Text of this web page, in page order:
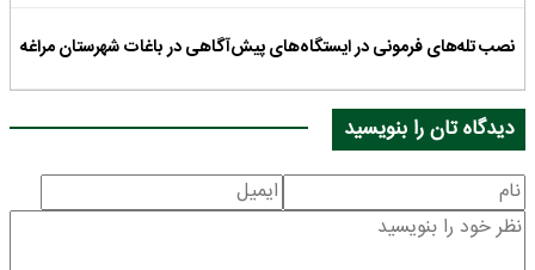
نصب تله‌های فرمونی در ایستگاه‌های پیش‌آگاهی در باغات شهرستان مراغه
دیدگاه تان را بنویسید